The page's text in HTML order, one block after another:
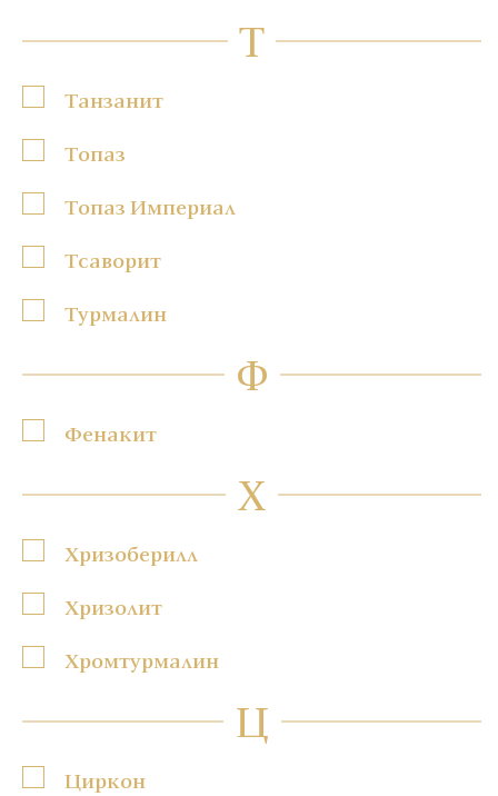
Т
Танзанит
Топаз
Топаз Империал
Тсаворит
Турмалин
Ф
Фенакит
Х
Хризоберилл
Хризолит
Хромтурмалин
Ц
Циркон